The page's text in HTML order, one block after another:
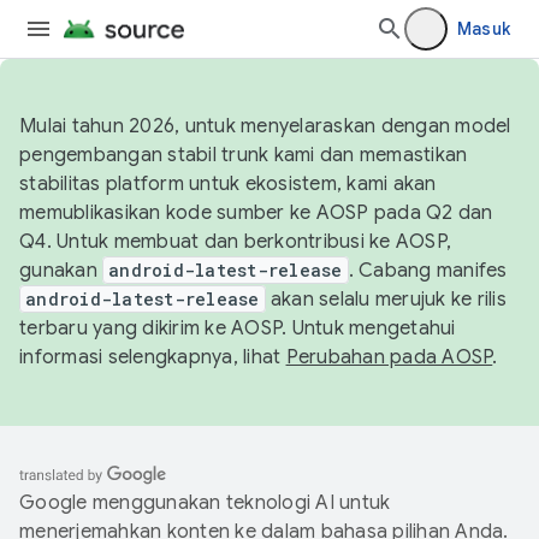
Masuk
Mulai tahun 2026, untuk menyelaraskan dengan model
pengembangan stabil trunk kami dan memastikan
stabilitas platform untuk ekosistem, kami akan
memublikasikan kode sumber ke AOSP pada Q2 dan
Q4. Untuk membuat dan berkontribusi ke AOSP,
gunakan android-latest-release . Cabang manifes
android-latest-release akan selalu merujuk ke rilis
terbaru yang dikirim ke AOSP. Untuk mengetahui
informasi selengkapnya, lihat Perubahan pada AOSP.
Google menggunakan teknologi AI untuk
menerjemahkan konten ke dalam bahasa pilihan Anda.